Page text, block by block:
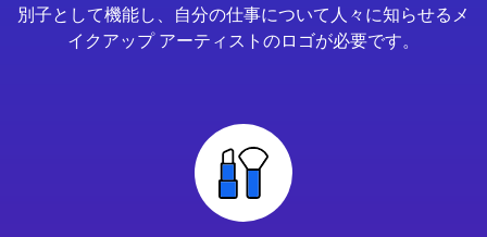
別子として機能し、自分の仕事について人々に知らせるメ
イクアップ アーティストのロゴが必要です。